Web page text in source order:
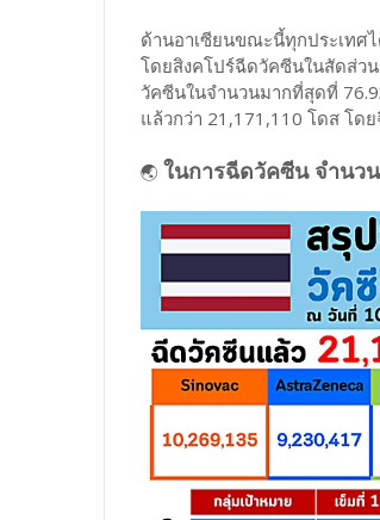
ด้านอาเซียนขณะนี้ทุกประเทศ
โดยสิงคโปร์ฉีดวัคซีนในสัดส่ว
วัคซีนในจำนวนมากที่สุดที่
แล้วกว่า 21,171,110 โดส โด
🌏 ในการฉีดวัคซีน จำนว